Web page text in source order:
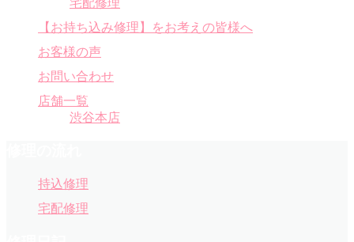
【お持ち込み修理】をお考えの皆様へ
お客様の声
お問い合わせ
店舗一覧
渋谷本店
持込修理
宅配修理